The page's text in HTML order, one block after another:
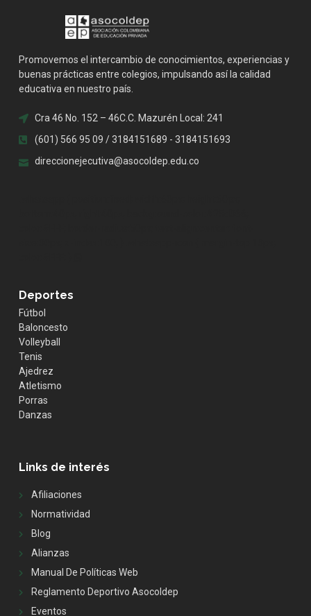
Promovemos el intercambio de conocimientos, experiencias y
buenas prácticas entre colegios, impulsando así la calidad
educativa en nuestro país.
Cra 46 No. 152 – 46C.C. Mazurén Local: 241
(601) 566 95 09 / 3184151689 - 3184151693
direccionejecutiva@asocoldep.edu.co
Deportes
Fútbol
Baloncesto
Volleyball
Tenis
Ajedrez
Atletismo
Porras
Danzas
Links de interés
Afiliaciones
Normatividad
Blog
Alianzas
Manual De Políticas Web
Reglamento Deportivo Asocoldep
Eventos